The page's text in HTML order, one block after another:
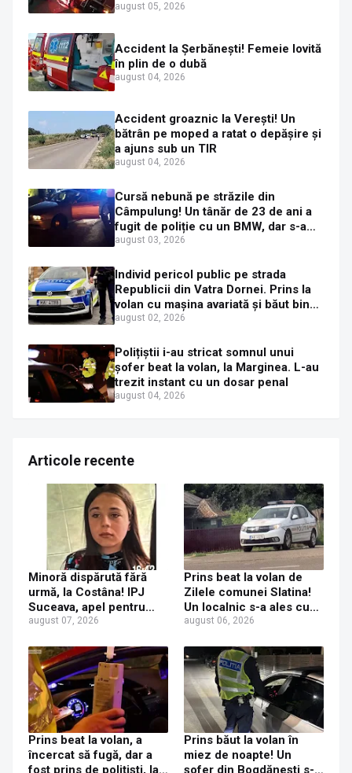
alimenta cu combustibil
august 05, 2026
Accident la Șerbănești! Femeie lovită
în plin de o dubă
august 04, 2026
Accident groaznic la Verești! Un
bătrân pe moped a ratat o depășire și
a ajuns sub un TIR
august 04, 2026
Cursă nebună pe străzile din
Câmpulung! Un tânăr de 23 de ani a
fugit de poliție cu un BMW, dar s-a
oprit într-un gard de pe strada
august 03, 2026
Individ pericol public pe strada
Republicii din Vatra Dornei. Prins la
volan cu mașina avariată și băut bine,
în plină zi
august 02, 2026
Polițiștii i-au stricat somnul unui
șofer beat la volan, la Marginea. L-au
trezit instant cu un dosar penal
august 04, 2026
Articole recente
Minoră dispărută fără
urmă, la Costâna! IPJ
Suceava, apel pentru
ajutor din partea
august 07, 2026
Prins beat la volan de
Zilele comunei Slatina!
Un localnic s-a ales cu
dosar penal după ce a
Mercedes cu numere de
Italia
august 06, 2026
Prins beat la volan, a
încercat să fugă, dar a
fost prins de polițiști, la
Prins băut la volan în
miez de noapte! Un
șofer din Bogdănești s-a